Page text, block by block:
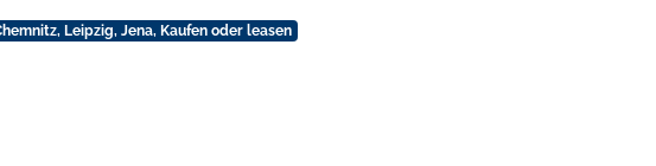
Leipzig, Jena, Kaufen oder leasen